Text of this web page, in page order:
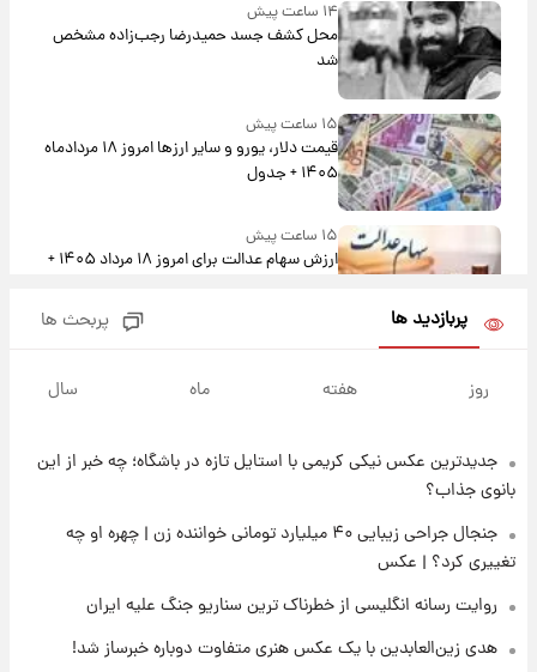
۱۴ ساعت پیش
محل کشف جسد حمیدرضا رجب‌زاده مشخص
شد
۱۵ ساعت پیش
قیمت دلار، یورو و سایر ارزها امروز ۱۸ مردادماه
۱۴۰۵ + جدول
۱۵ ساعت پیش
ارزش سهام عدالت برای امروز ۱۸ مرداد ۱۴۰۵ +
دل صحرا + عکس
۱۷ ساعت پیش
خبر انتصاب جدید محسن رضایی حذف شد +
جزئیات
پربازدید ها پربحث ها
روز هفته ماه سال
جدیدترین عکس نیکی کریمی با استایل تازه در باشگاه؛ چه خبر از این
بانوی جذاب؟
جنجال جراحی زیبایی ۴۰ میلیارد تومانی خواننده زن | چهره او چه
تغییری کرد؟ | عکس
روایت رسانه انگلیسی از خطرناک ترین سناریو جنگ علیه ایران
هدی زین‌العابدین با یک عکس هنری متفاوت دوباره خبرساز شد!